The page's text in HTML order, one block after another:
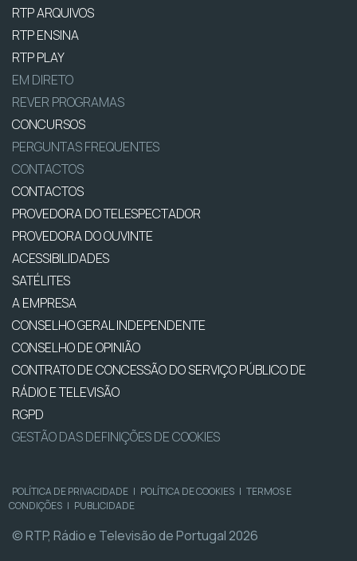
RTP ARQUIVOS
RTP ENSINA
RTP PLAY
EM DIRETO
REVER PROGRAMAS
CONCURSOS
PERGUNTAS FREQUENTES
CONTACTOS
CONTACTOS
PROVEDORA DO TELESPECTADOR
PROVEDORA DO OUVINTE
ACESSIBILIDADES
SATÉLITES
A EMPRESA
CONSELHO GERAL INDEPENDENTE
CONSELHO DE OPINIÃO
CONTRATO DE CONCESSÃO DO SERVIÇO PÚBLICO DE
RÁDIO E TELEVISÃO
RGPD
GESTÃO DAS DEFINIÇÕES DE COOKIES
POLÍTICA DE PRIVACIDADE | POLÍTICA DE COOKIES | TERMOS E
CONDIÇÕES | PUBLICIDADE
© RTP, Rádio e Televisão de Portugal 2026